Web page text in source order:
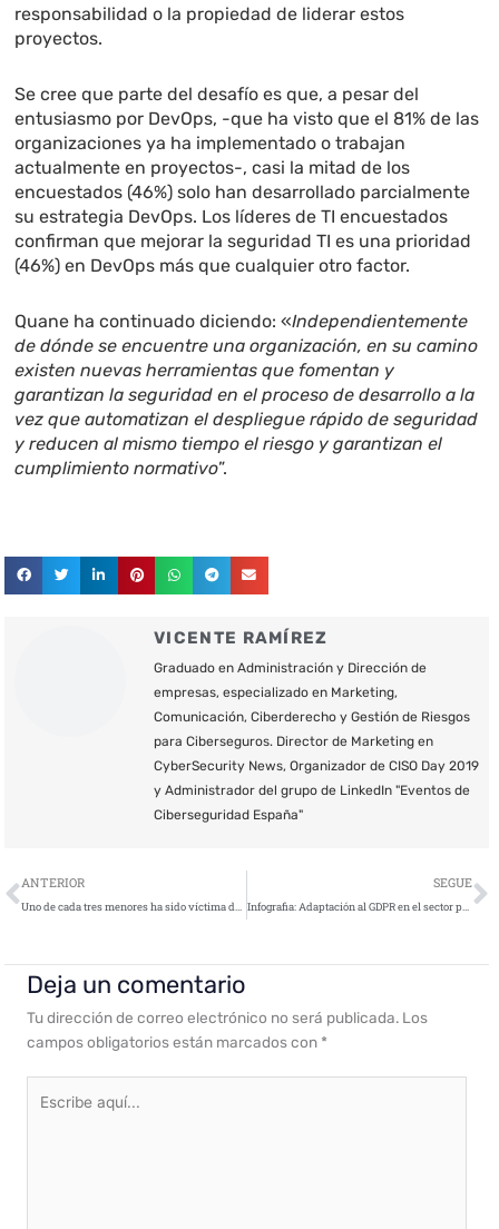
responsabilidad o la propiedad de liderar estos
proyectos.
Se cree que parte del desafío es que, a pesar del
entusiasmo por DevOps, -que ha visto que el 81% de las
organizaciones ya ha implementado o trabajan
actualmente en proyectos-, casi la mitad de los
encuestados (46%) solo han desarrollado parcialmente
su estrategia DevOps. Los líderes de TI encuestados
confirman que mejorar la seguridad TI es una prioridad
(46%) en DevOps más que cualquier otro factor.
Quane ha continuado diciendo: «Independientemente
de dónde se encuentre una organización, en su camino
existen nuevas herramientas que fomentan y
garantizan la seguridad en el proceso de desarrollo a la
vez que automatizan el despliegue rápido de seguridad
y reducen al mismo tiempo el riesgo y garantizan el
cumplimiento normativo”.
VICENTE RAMÍREZ
Graduado en Administración y Dirección de
empresas, especializado en Marketing,
Comunicación, Ciberderecho y Gestión de Riesgos
para Ciberseguros. Director de Marketing en
CyberSecurity News, Organizador de CISO Day 2019
y Administrador del grupo de LinkedIn "Eventos de
Ciberseguridad España"
Ant
ANTERIOR
Uno de cada tres menores ha sido víctima de bullying en España
SEGUE
Infografia: Adaptación al GDPR en el sector privado
Deja un comentario
Tu dirección de correo electrónico no será publicada. Los
campos obligatorios están marcados con *
aquí...